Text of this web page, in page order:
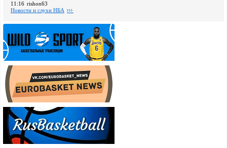
11:16 rishon63
Новости и слухи НБА